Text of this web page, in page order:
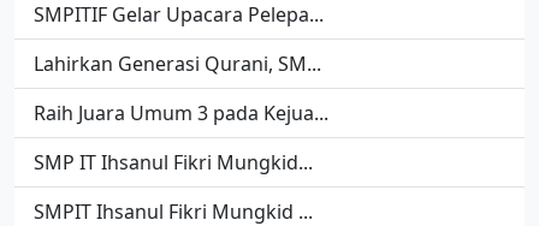
SMPITIF Gelar Upacara Pelepa...
Lahirkan Generasi Qurani, SM...
Raih Juara Umum 3 pada Kejua...
SMP IT Ihsanul Fikri Mungkid...
SMPIT Ihsanul Fikri Mungkid ...